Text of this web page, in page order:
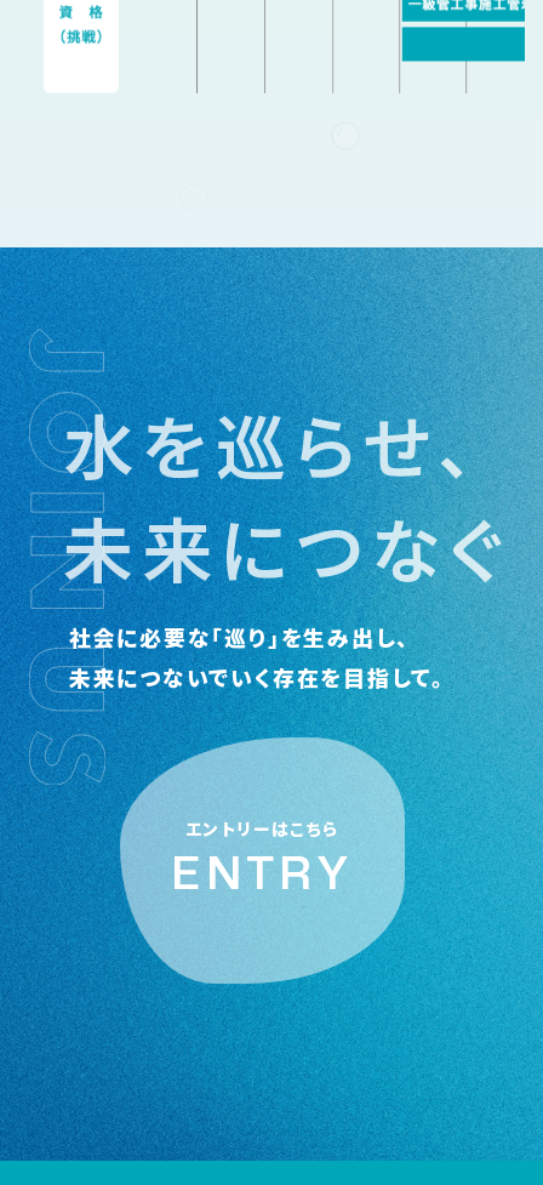
水を巡らせ、
未来につなぐ
社会に必要な「巡り」を生み出し、
未来につないでいく存在を目指して。
エントリーはこちら
ENTRY